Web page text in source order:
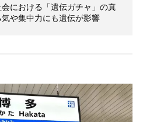
会における「遺伝ガチャ」の真
や集中力にも遺伝が影響